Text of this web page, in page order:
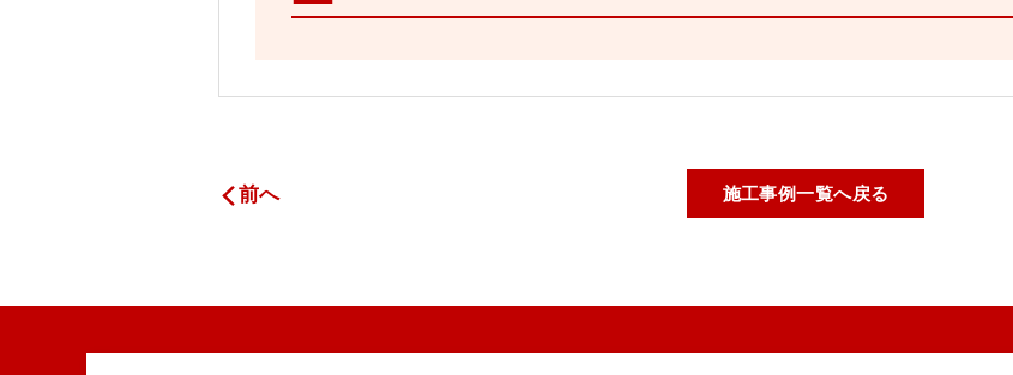
前へ 施工事例一覧へ戻る